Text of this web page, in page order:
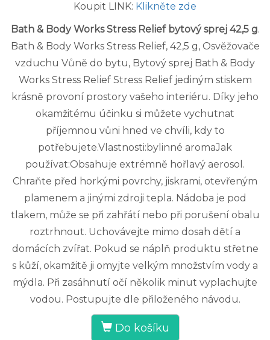
Koupit LINK: Klikněte zde
Bath & Body Works Stress Relief bytový sprej 42,5 g.
Bath & Body Works Stress Relief, 42,5 g, Osvěžovače
vzduchu Vůně do bytu, Bytový sprej Bath & Body
Works Stress Relief Stress Relief jediným stiskem
krásně provoní prostory vašeho interiéru. Díky jeho
okamžitému účinku si můžete vychutnat
příjemnou vůni hned ve chvíli, kdy to
potřebujete.Vlastnosti:bylinné aromaJak
používat:Obsahuje extrémně hořlavý aerosol.
Chraňte před horkými povrchy, jiskrami, otevřeným
plamenem a jinými zdroji tepla. Nádoba je pod
tlakem, může se při zahřátí nebo při porušení obalu
roztrhnout. Uchovávejte mimo dosah dětí a
domácích zvířat. Pokud se náplň produktu střetne
s kůží, okamžitě ji omyjte velkým množstvím vody a
mýdla. Při zasáhnutí očí několik minut vyplachujte
vodou. Postupujte dle přiloženého návodu.
Do košíku